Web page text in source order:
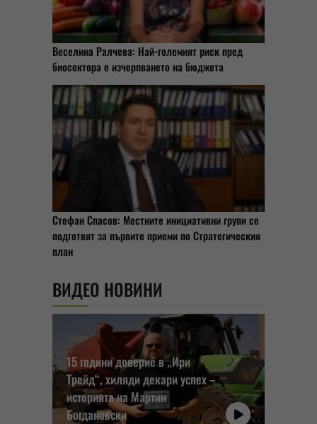
Веселина Ралчева: Най-големият риск пред
биосектора е изчерпването на бюджета
Стефан Спасов: Местните инициативни групи се
подготвят за първите приеми по Стратегическия
план
ВИДЕО НОВИНИ
15 години доверие в „Ири
Трейд“, хиляди декари успех –
историята на Мартин
Богдановски